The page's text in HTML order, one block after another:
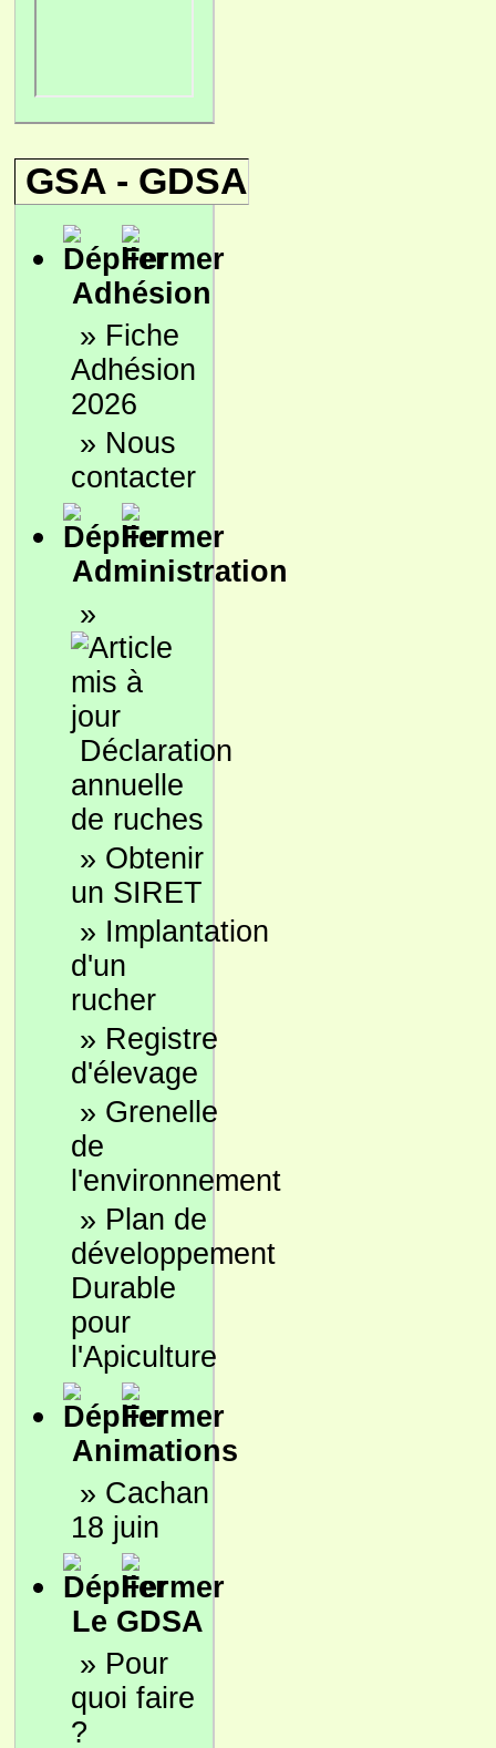
GSA - GDSA
Adhésion
» Fiche
Adhésion
2026
» Nous
contacter
Administration
»
Déclaration
annuelle
de ruches
» Obtenir
un SIRET
» Implantation
d'un
rucher
» Registre
d'élevage
» Grenelle
de
l'environnement
» Plan de
développement
Durable
pour
l'Apiculture
Animations
» Cachan
18 juin
Le GDSA
» Pour
quoi faire
?